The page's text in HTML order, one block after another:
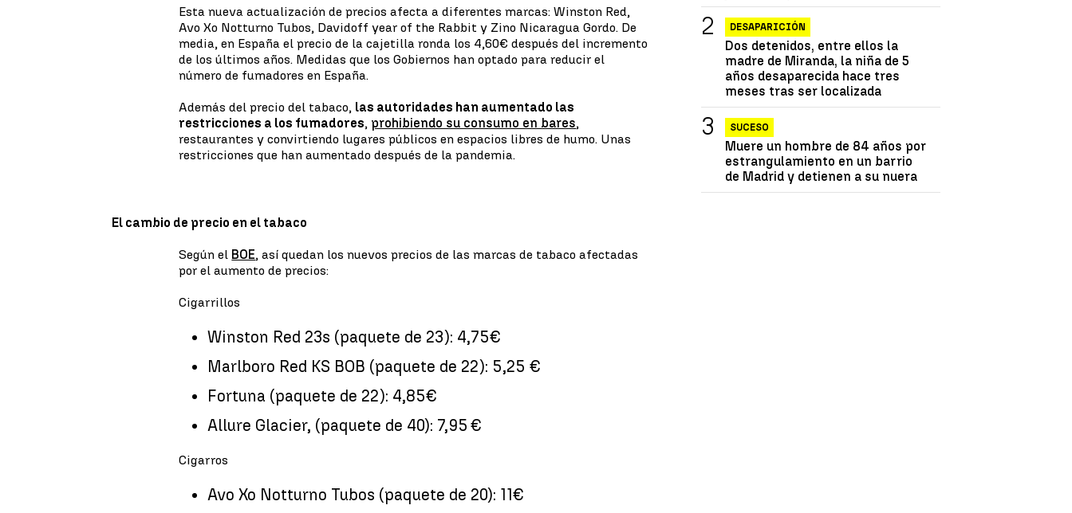
Esta nueva actualización de precios afecta a diferentes marcas: Winston Red,
Avo Xo Notturno Tubos, Davidoff year of the Rabbit y Zino Nicaragua Gordo. De
media, en España el precio de la cajetilla ronda los 4,60€ después del incremento
de los últimos años. Medidas que los Gobiernos han optado para reducir el
número de fumadores en España.
Además del precio del tabaco, las autoridades han aumentado las
restricciones a los fumadores, prohibiendo su consumo en bares,
restaurantes y convirtiendo lugares públicos en espacios libres de humo. Unas
restricciones que han aumentado después de la pandemia.
El cambio de precio en el tabaco
Según el BOE, así quedan los nuevos precios de las marcas de tabaco afectadas
por el aumento de precios:
Cigarrillos
Winston Red 23s (paquete de 23): 4,75€
Marlboro Red KS BOB (paquete de 22): 5,25 €
Fortuna (paquete de 22): 4,85€
Allure Glacier, (paquete de 40): 7,95 €
Cigarros
Avo Xo Notturno Tubos (paquete de 20): 11€
DESAPARICIÓN
Dos detenidos, entre ellos la
madre de Miranda, la niña de 5
años desaparecida hace tres
meses tras ser localizada
SUCESO
Muere un hombre de 84 años por
estrangulamiento en un barrio
de Madrid y detienen a su nuera